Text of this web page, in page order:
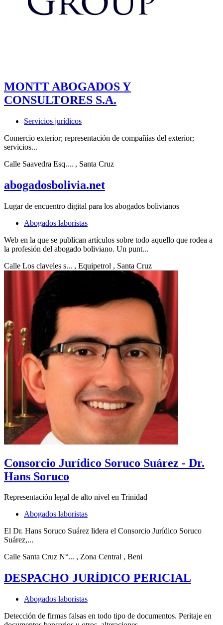
MONTT ABOGADOS Y
CONSULTORES S.A.
Servicios jurídicos
Comercio exterior; representación de compañías del exterior;
servicios...
Calle Saavedra Esq.... , Santa Cruz
abogadosbolivia.net
Lugar de encuentro digital para los abogados bolivianos
Abogados laboristas
Web en la que se publican artículos sobre todo aquello que rodea a
la profesión del abogado boliviano. Un punt...
Calle Los claveles s... , Equipetrol , Santa Cruz
Consorcio Jurídico Soruco Suárez - Dr.
Hans Soruco
Representación legal de alto nivel en Trinidad
Abogados laboristas
El Dr. Hans Soruco Suárez lidera el Consorcio Jurídico Soruco
Suárez,...
Calle Santa Cruz N°... , Zona Central , Beni
DESPACHO JURÍDICO PERICIAL
Abogados laboristas
Detección de firmas falsas en todo tipo de documentos. Peritaje en